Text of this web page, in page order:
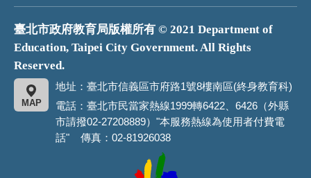
臺北市政府教育局版權所有 © 2021 Department of
Education, Taipei City Government. All Rights
Reserved.
地址：臺北市信義區市府路1號8樓南區(終身教育科)
MAP
電話：臺北市民當家熱線1999轉6422、6426（外縣
市請撥02-27208889）"本服務熱線為使用者付費電
話" 傳真：02-81926038
市
政